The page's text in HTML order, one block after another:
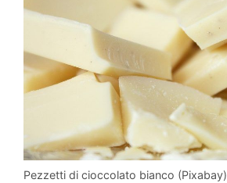
Pezzetti di cioccolato bianco (Pixabay)